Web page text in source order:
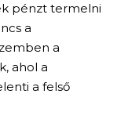
pénzt termelni
a
a
ahol a
a felső